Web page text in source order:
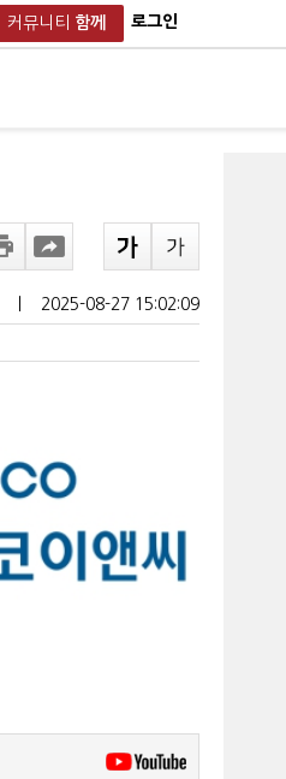
커뮤니티 함께 로그인
2025-08-27 15:02:09